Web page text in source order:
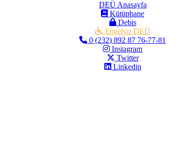
DEÜ Anasayfa
Kütüphane
Debis
Engelsiz DEÜ
0 (232) 892 87 76-77-81
Instagram
Twitter
Linkedin